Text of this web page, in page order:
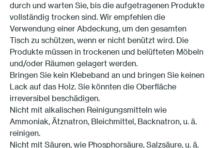
durch und warten Sie, bis die aufgetragenen Produkte
vollständig trocken sind. Wir empfehlen die
Verwendung einer Abdeckung, um den gesamten
Tisch zu schützen, wenn er nicht benützt wird. Die
Produkte müssen in trockenen und belüfteten Möbeln
und/oder Räumen gelagert werden.
Bringen Sie kein Klebeband an und bringen Sie keinen
Lack auf das Holz. Sie könnten die Oberfläche
irreversibel beschädigen.
Nicht mit alkalischen Reinigungsmitteln wie
Ammoniak, Ätznatron, Bleichmittel, Backnatron, u. ä.
reinigen.
Nicht mit Säuren, wie Phosphorsäure, Salzsäure, u. ä.